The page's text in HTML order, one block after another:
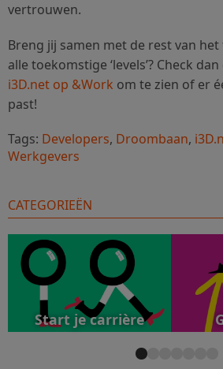
vertrouwen.
Breng jij samen met de rest van
alle toekomstige ‘levels’? Check dan
i3D.net op &Work om te zien of er
past!
Tags: Developers, Droombaan,
Werkgevers
CATEGORIEËN
Start je carrière